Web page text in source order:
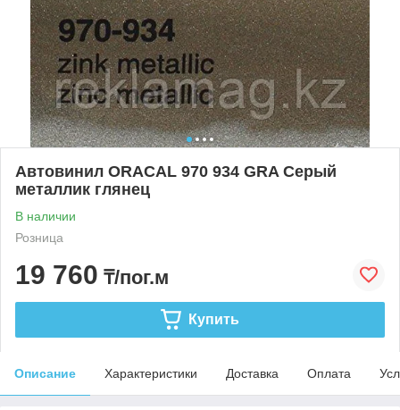
Автовинил ORACAL 970 934 GRA Серый
металлик глянец
В наличии
Розница
19 760 ₸/пог.м
Купить
Описание Характеристики Доставка Оплата